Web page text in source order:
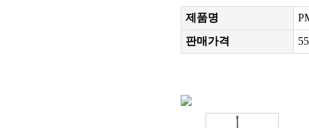
제품명
판매가격